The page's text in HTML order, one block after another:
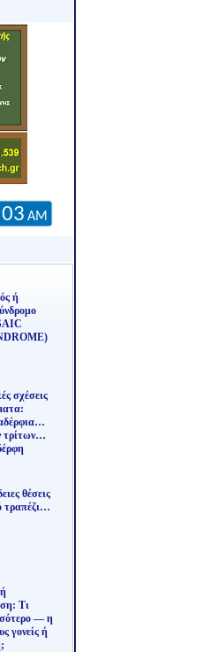
ή
σχέσεις
τρίτων…
θέσεις
τραπέζι…
Τι
— η
γονείς ή